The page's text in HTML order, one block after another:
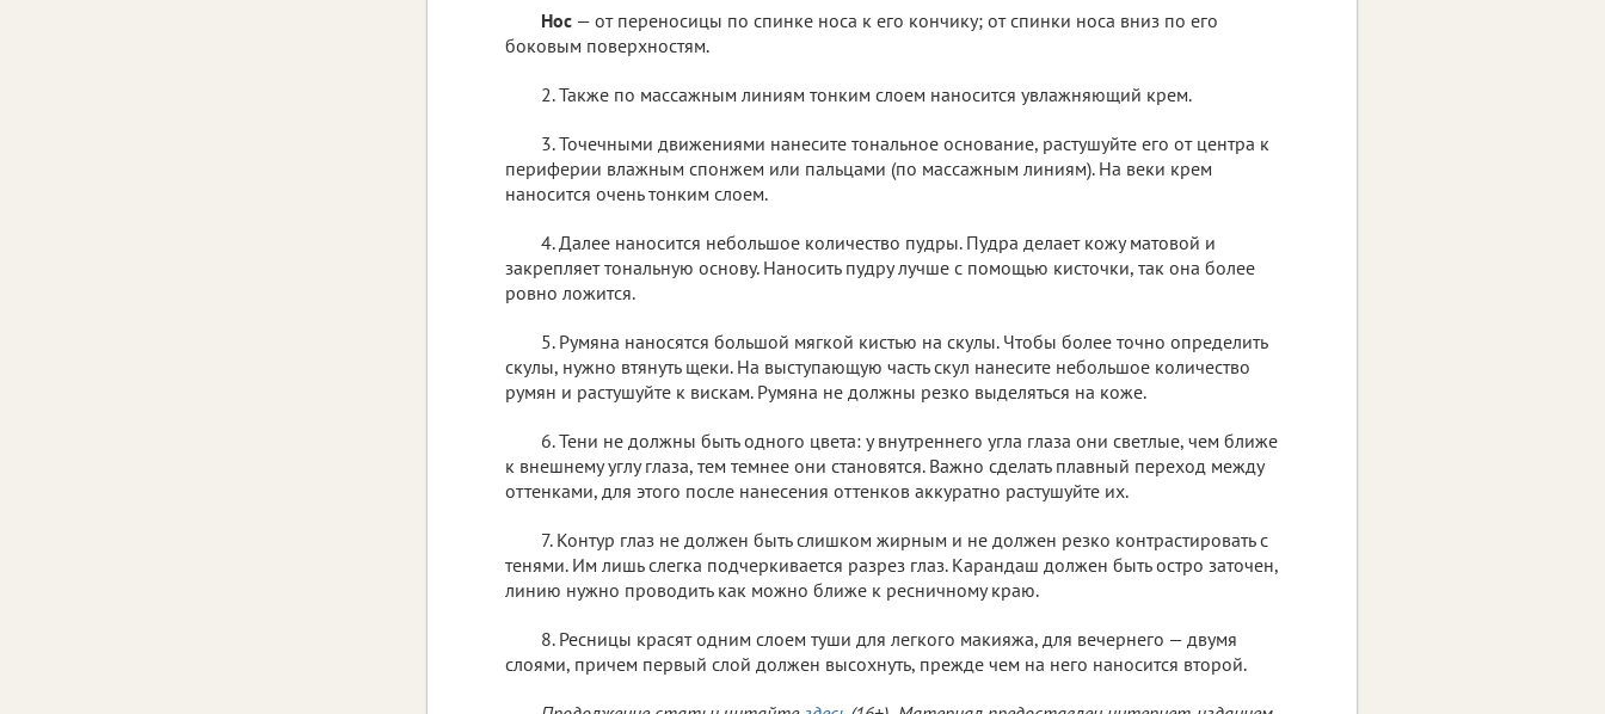
Нос — от переносицы по спинке носа к его кончику; от спинки носа вниз по его
боковым поверхностям.
2. Также по массажным линиям тонким слоем наносится увлажняющий крем.
3. Точечными движениями нанесите тональное основание, растушуйте его от центра к
периферии влажным спонжем или пальцами (по массажным линиям). На веки крем
наносится очень тонким слоем.
4. Далее наносится небольшое количество пудры. Пудра делает кожу матовой и
закрепляет тональную основу. Наносить пудру лучше с помощью кисточки, так она более
ровно ложится.
5. Румяна наносятся большой мягкой кистью на скулы. Чтобы более точно определить
скулы, нужно втянуть щеки. На выступающую часть скул нанесите небольшое количество
румян и растушуйте к вискам. Румяна не должны резко выделяться на коже.
6. Тени не должны быть одного цвета: у внутреннего угла глаза они светлые, чем ближе
к внешнему углу глаза, тем темнее они становятся. Важно сделать плавный переход между
оттенками, для этого после нанесения оттенков аккуратно растушуйте их.
7. Контур глаз не должен быть слишком жирным и не должен резко контрастировать с
тенями. Им лишь слегка подчеркивается разрез глаз. Карандаш должен быть остро заточен,
линию нужно проводить как можно ближе к ресничному краю.
8. Ресницы красят одним слоем туши для легкого макияжа, для вечернего — двумя
слоями, причем первый слой должен высохнуть, прежде чем на него наносится второй.